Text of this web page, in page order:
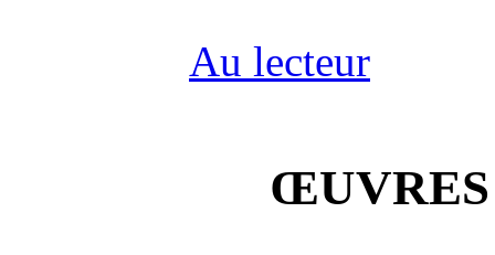
Au lecteur
ŒUVRES